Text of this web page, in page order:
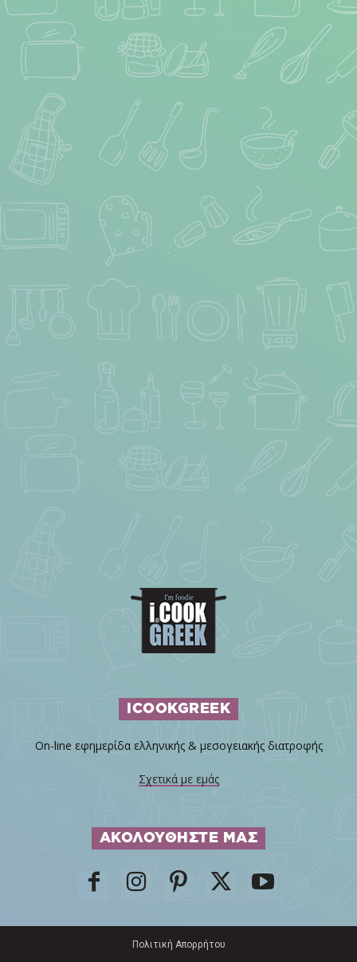
ICOOKGREEK
On-line εφημερίδα ελληνικής & μεσογειακής διατροφής
Σχετικά με εμάς
ΑΚΟΛΟΥΘΗΣΤΕ ΜΑΣ
Πολιτική Απορρήτου